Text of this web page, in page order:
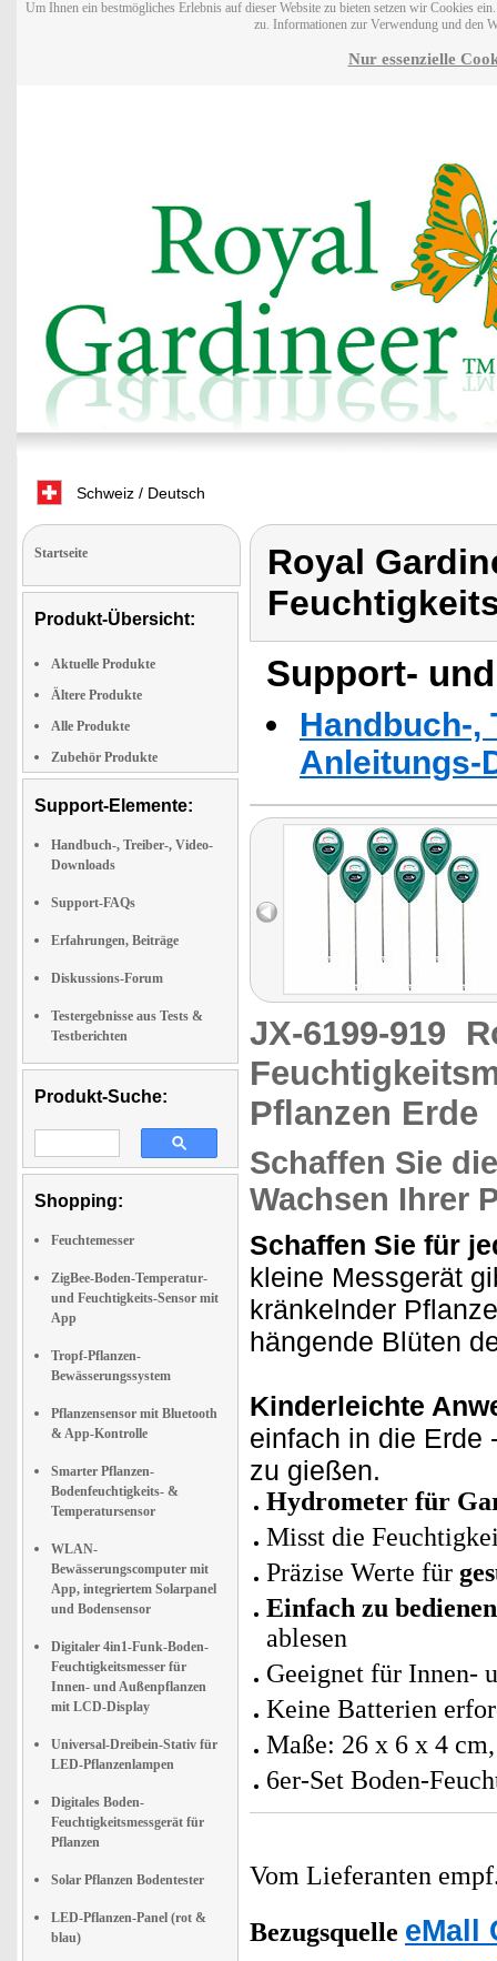
Um Ihnen ein bestmögliches Erlebnis auf dieser Website zu bieten setzen wir Cookies
zu. Informationen zur Verwendung und den
Nur essenzielle
Schweiz / Deutsch
Startseite
Produkt-Übersicht:
Aktuelle Produkte
Ältere Produkte
Alle Produkte
Zubehör Produkte
Support-Elemente:
Handbuch-, Treiber-, Video-
Downloads
Support-FAQs
Erfahrungen, Beiträge
Diskussions-Forum
Testergebnisse aus Tests &
Testberichten
Produkt-Suche:
Shopping:
Feuchtemesser
ZigBee-Boden-Temperatur-
und Feuchtigkeits-Sensor mit
App
Tropf-Pflanzen-
Bewässerungssystem
Pflanzensensor mit Bluetooth
& App-Kontrolle
Smarter Pflanzen-
Bodenfeuchtigkeits- &
Temperatursensor
WLAN-
Bewässerungscomputer mit
App, integriertem Solarpanel
und Bodensensor
Digitaler 4in1-Funk-Boden-
Feuchtigkeitsmesser für
Innen- und Außenpflanzen
mit LCD-Display
Universal-Dreibein-Stativ für
LED-Pflanzenlampen
Digitales Boden-
Feuchtigkeitsmessgerät für
Pflanzen
Solar Pflanzen Bodentester
LED-Pflanzen-Panel (rot &
blau)
Royal
Support-
Handbuch-,
Anleitungs-
JX-6199-919
Pflanzen Erde
Schaffen Sie
Wachsen Ihrer
Schaffen Sie für
kleine Messgerät
kränkelnder
hängende Blüten
Kinderleichte
einfach in die Erde
zu gießen.
Hydrometer für
Misst die
Präzise Werte für
Einfach zu
ablesen
Geeignet für Innen-
Keine Batterien
Maße: 26 x 6 x 4
6er-Set Boden-
Vom Lieferanten
Bezugsquelle eMall